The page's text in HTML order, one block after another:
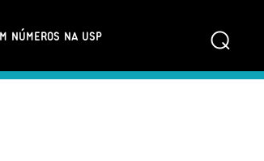
NÚMEROS NA USP ⌕